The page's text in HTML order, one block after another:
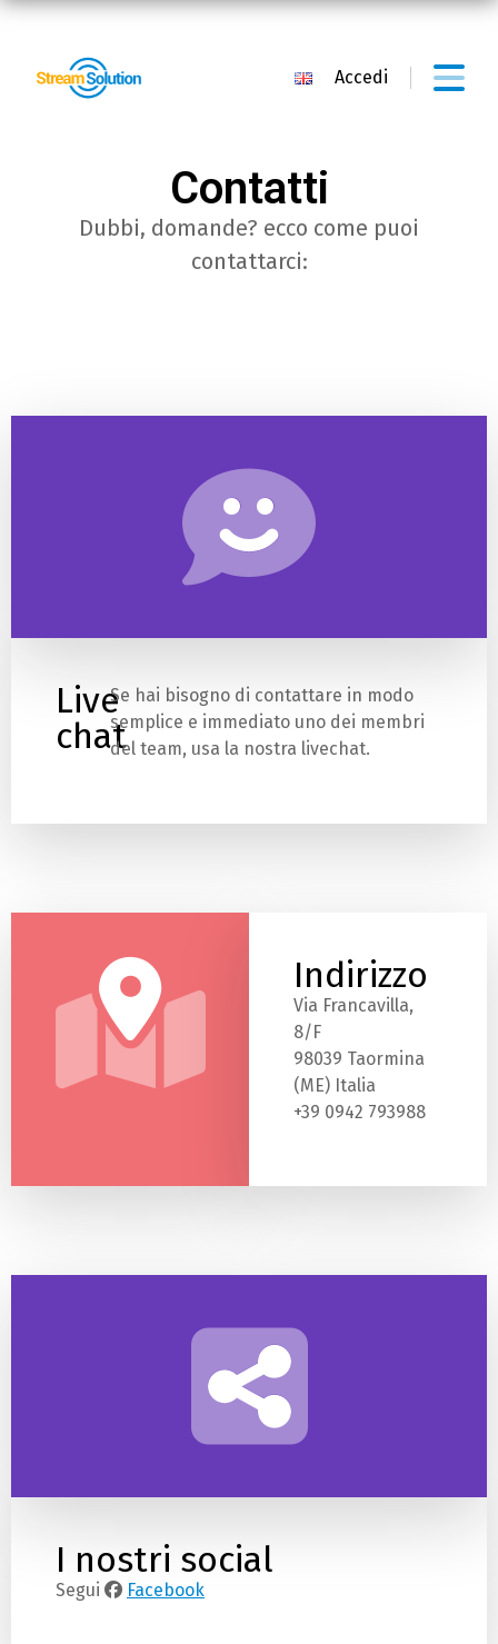
Accedi
Chi siamo
Contatti
Contatti
Dubbi, domande? ecco come puoi
contattarci:
Live
chat
Se hai bisogno di contattare in modo
semplice e immediato uno dei membri
del team, usa la nostra livechat.
Indirizzo
Via Francavilla,
8/F
98039 Taormina
(ME) Italia
+39 0942 793988
I nostri social
Segui Facebook